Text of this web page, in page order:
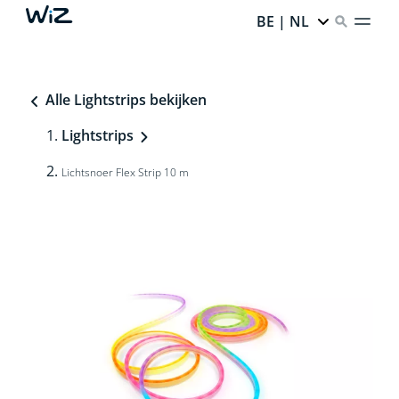
BE | NL
Alle Lightstrips bekijken
Lightstrips
Lichtsnoer Flex Strip 10 m